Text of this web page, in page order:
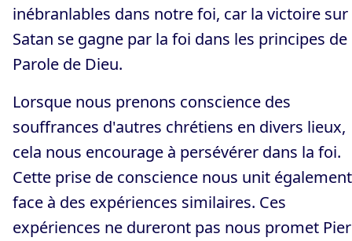
inébranlables dans notre foi, car la victoire sur
Satan se gagne par la foi dans les principes de
Parole de Dieu.
Lorsque nous prenons conscience des
souffrances d'autres chrétiens en divers lieux,
cela nous encourage à persévérer dans la foi.
Cette prise de conscience nous unit également
face à des expériences similaires. Ces
expériences ne dureront pas nous promet